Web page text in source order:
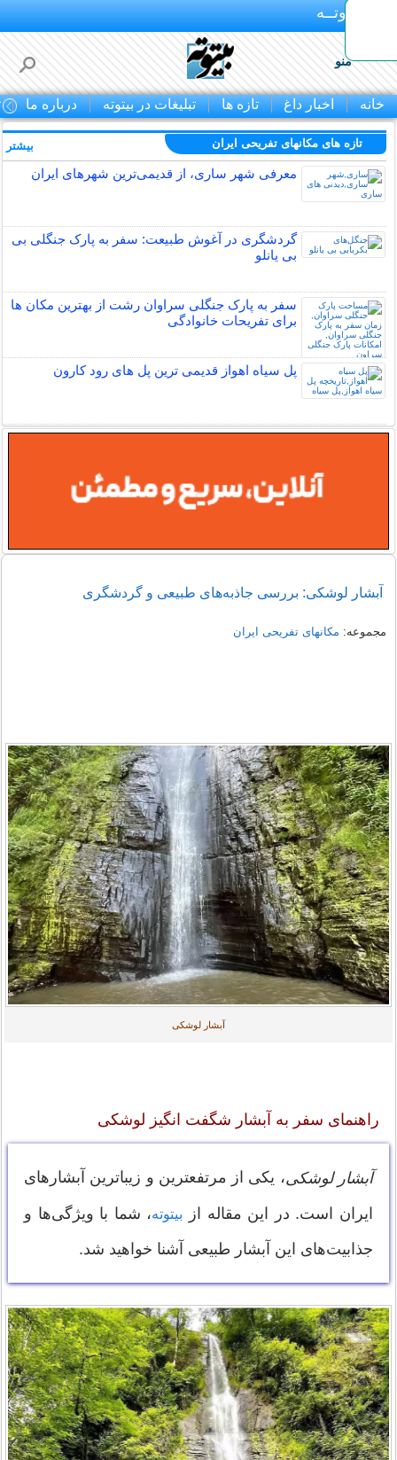
بـیتوتــه
منو
خانه اخبار داغ تازه ها تبلیغات در بیتوته درباره ما
تازه های مکانهای تفریحی ايران
معرفی شهر ساری، از قدیمی‌ترین شهرهای ایران
گردشگری در آغوش طبیعت: سفر به پارک جنگلی بی
بی یانلو
سفر به پارک جنگلی سراوان رشت از بهترین مکان ها
برای تفریحات خانوادگی
پل سیاه اهواز قدیمی ترین پل های رود کارون
بیشتر
آبشار لوشکی: بررسی جاذبه‌های طبیعی و گردشگری
مجموعه: مکانهای تفریحی ايران
آبشار لوشکی
راهنمای سفر به آبشار شگفت انگیز لوشکی
آبشار لوشکی، یکی از مرتفعترین و زیباترین آبشارهای
ایران است. در این مقاله از بیتوته، شما با ویژگی‌ها و
جذابیت‌های این آبشار طبیعی آشنا خواهید شد.